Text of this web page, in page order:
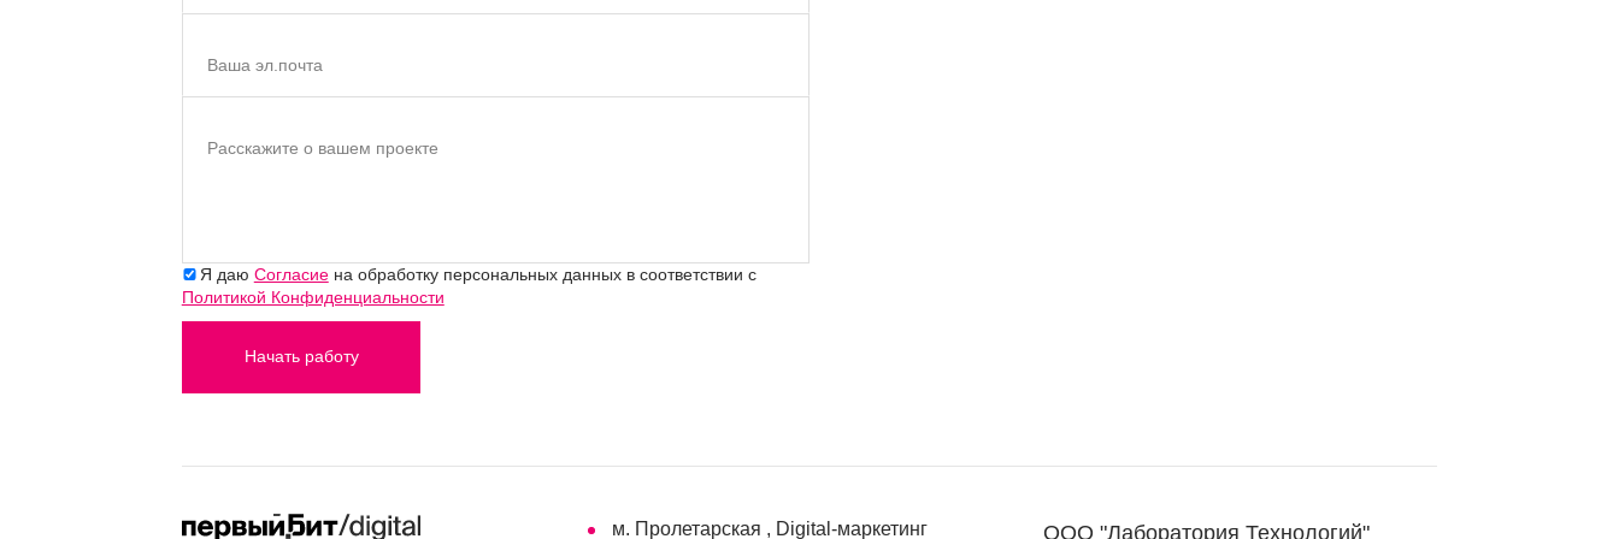
Ваша эл.почта
Расскажите о вашем проекте
Я даю Согласиена обработку персональных данных в соответствии с
Политикой Конфиденциальности
Начать работу
м. Пролетарская , Digital-маркетинг ООО "Лаборатория Технологий"